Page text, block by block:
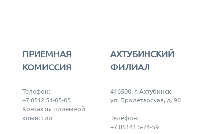
ПРИЕМНАЯ
КОМИССИЯ
Телефон:
+7 8512 51-05-05
Контакты приемной
комиссии
АХТУБИНСКИЙ
ФИЛИАЛ
416500, г. Ахтубинск,
ул. Пролетарская, д. 90
Телефон:
+7 85141 5-24-59